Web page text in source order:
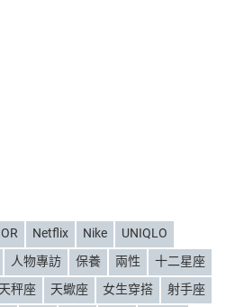
Netflix Nike
UNIQLO
人物專訪 保養 兩性
十二星座
天秤座 天蠍座 女生穿搭
射手座